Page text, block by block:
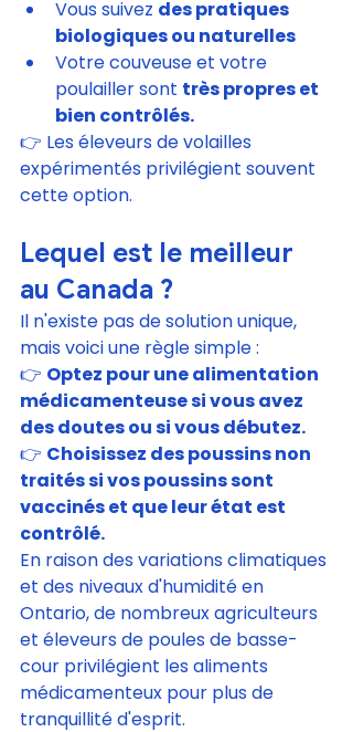
Vous suivez des pratiques
biologiques ou naturelles
Votre couveuse et votre
poulailler sont très propres et
bien contrôlés.
👉 Les éleveurs de volailles
expérimentés privilégient souvent
cette option.
Lequel est le meilleur
au Canada ?
Il n'existe pas de solution unique,
mais voici une règle simple :
👉 Optez pour une alimentation
médicamenteuse si vous avez
des doutes ou si vous débutez.
👉 Choisissez des poussins non
traités si vos poussins sont
vaccinés et que leur état est
contrôlé.
En raison des variations climatiques
et des niveaux d'humidité en
Ontario, de nombreux agriculteurs
et éleveurs de poules de basse-
cour privilégient les aliments
médicamenteux pour plus de
tranquillité d'esprit.